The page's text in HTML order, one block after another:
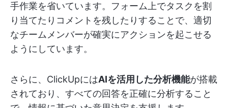
手作業を省いています。フォーム上でタスクを割
り当てたりコメントを残したりすることで、適切
なチームメンバーが確実にアクションを起こせる
ようにしています。
さらに、ClickUpにはAIを活用した分析機能が搭載
されており、すべての回答を正確に分析すること